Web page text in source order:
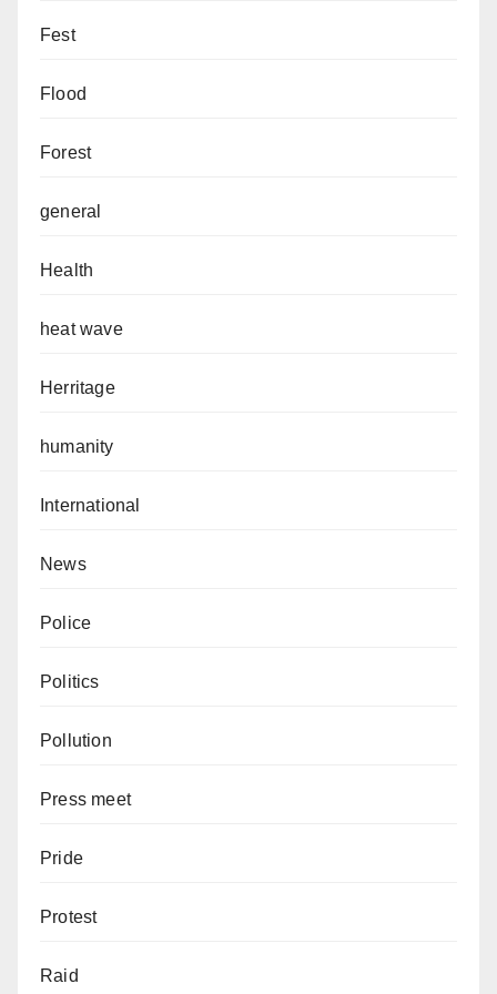
Fest
Flood
Forest
general
Health
heat wave
Herritage
humanity
International
News
Police
Politics
Pollution
Press meet
Pride
Protest
Raid